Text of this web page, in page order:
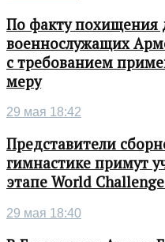
По факту похищения
военнослужащих
с требованием
меру
29 мая 18:42
Представители
гимнастике примут
этапе World
29 мая 18:40